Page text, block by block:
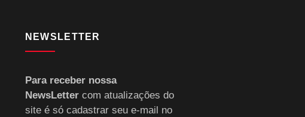
NEWSLETTER
Para receber nossa
NewsLettercom atualizações do
site é só cadastrar seu e-mail no